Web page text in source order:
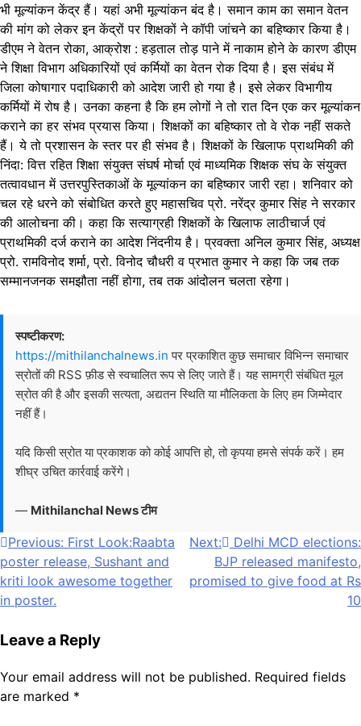
भी मूल्यांकन केंद्र हैं। यहां अभी मूल्यांकन बंद है। समान काम का समान वेतन
की मांग को लेकर इन केंद्रों पर शिक्षकों ने कॉपी जांचने का बहिष्कार किया है।
डीएम ने वेतन रोका, आक्रोश : हड़ताल तोड़ पाने में नाकाम होने के कारण डीएम
ने शिक्षा विभाग अधिकारियों एवं कर्मियों का वेतन रोक दिया है। इस संबंध में
जिला कोषागार पदाधिकारी को आदेश जारी हो गया है। इसे लेकर विभागीय
कर्मियों में रोष है। उनका कहना है कि हम लोगों ने तो रात दिन एक कर मूल्यांकन
कराने का हर संभव प्रयास किया। शिक्षकों का बहिष्कार तो वे रोक नहीं सकते
हैं। ये तो प्रशासन के स्तर पर ही संभव है। शिक्षकों के खिलाफ प्राथमिकी की
निंदा: वित्त रहित शिक्षा संयुक्त संघर्ष मोर्चा एवं माध्यमिक शिक्षक संघ के संयुक्त
तत्वावधान में उत्तरपुस्तिकाओं के मूल्यांकन का बहिष्कार जारी रहा। शनिवार को
चल रहे धरने को संबोधित करते हुए महासचिव प्रो. नरेंद्र कुमार सिंह ने सरकार
की आलोचना की। कहा कि सत्याग्रही शिक्षकों के खिलाफ लाठीचार्ज एवं
प्राथमिकी दर्ज कराने का आदेश निंदनीय है। प्रवक्ता अनिल कुमार सिंह, अध्यक्ष
प्रो. रामविनोद शर्मा, प्रो. विनोद चौधरी व प्रभात कुमार ने कहा कि जब तक
सम्मानजनक समझौता नहीं होगा, तब तक आंदोलन चलता रहेगा।
स्पष्टीकरण:
https://mithilanchalnews.in पर प्रकाशित कुछ समाचार विभिन्न समाचार
स्रोतों की RSS फ़ीड से स्वचालित रूप से लिए जाते हैं। यह सामग्री संबंधित मूल
स्रोत की है और इसकी सत्यता, अद्यतन स्थिति या मौलिकता के लिए हम जिम्मेदार
नहीं हैं।
यदि किसी स्रोत या प्रकाशक को कोई आपत्ति हो, तो कृपया हमसे संपर्क करें। हम
शीघ्र उचित कार्रवाई करेंगे।
— Mithilanchal News टीम
Post
navigation
Previous: First Look:Raabta
poster release, Sushant and
kriti look awesome together
in poster.
Next:
Delhi MCD elections:
BJP released manifesto,
promised to give food at Rs
10
Leave a Reply
Your email address will not be published. Required fields
are marked *